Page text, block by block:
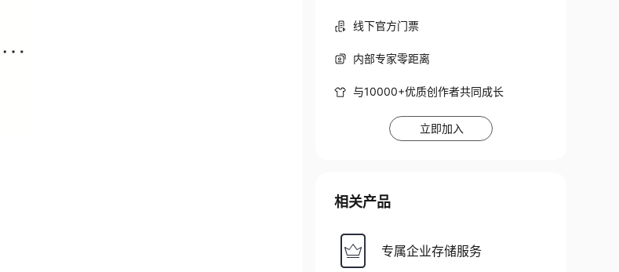
线下官方门票
内部专家零距离
与10000+优质创作者共同成长
立即加入
相关产品
专属企业存储服务